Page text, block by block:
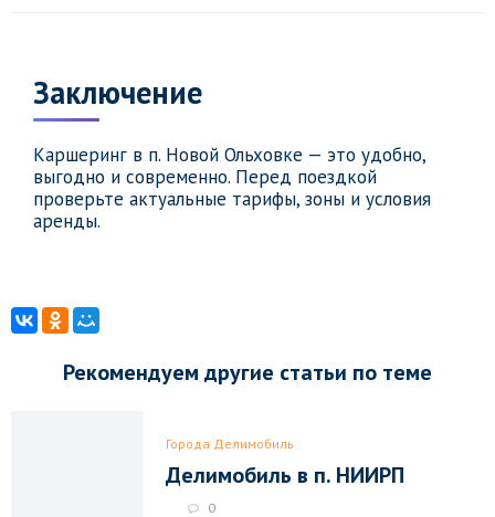
Заключение
Каршеринг в п. Новой Ольховке — это удобно,
выгодно и современно. Перед поездкой
проверьте актуальные тарифы, зоны и условия
аренды.
Рекомендуем другие статьи по теме
Города Делимобиль
Делимобиль в п. НИИРП
0